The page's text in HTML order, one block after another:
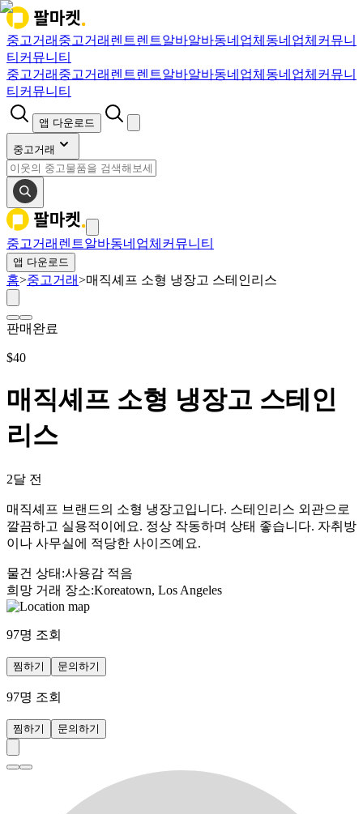
중고거래 중고거래 렌트렌트알바알바동네업체 동네업체 커뮤니
티 커뮤니티
중고거래 중고거래 렌트렌트알바알바동네업체 동네업체 커뮤니
티 커뮤니티
앱 다운로드
중고거래
중고거래 렌트알바동네업체 커뮤니티
앱 다운로드
홈>중고거래>매직셰프 소형 냉장고 스테인리스
판매완료
$40
매직셰프 소형 냉장고 스테인
리스
2달 전
매직셰프 브랜드의 소형 냉장고입니다. 스테인리스 외관으로
깔끔하고 실용적이에요. 정상 작동하며 상태 좋습니다. 자취방
이나 사무실에 적당한 사이즈예요.
물건 상태 :사용감 적음
희망 거래 장소:Koreatown, Los Angeles
97명 조회
찜하기 문의하기
97명 조회
찜하기 문의하기